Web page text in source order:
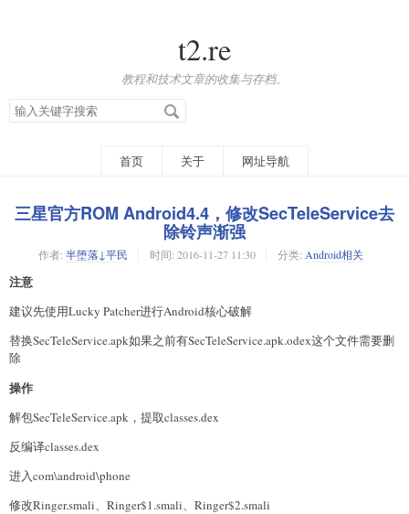
t2.re
教程和技术文章的收集与存档。
搜
索
首页 关于 网址导航
三星官方ROM Android4.4，修改SecTeleService去
除铃声渐强
作者: 半堕落↓平民 时间: 2016-11-27 11:30 分类: Android相关
注意
建议先使用Lucky Patcher进行Android核心破解
替换SecTeleService.apk如果之前有SecTeleService.apk.odex这个文件需要删
除
操作
解包SecTeleService.apk，提取classes.dex
反编译classes.dex
进入com\android\phone
修改Ringer.smali、Ringer$1.smali、Ringer$2.smali